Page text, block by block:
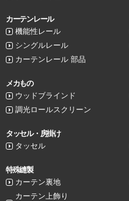
カーテンレール
機能性レール
シングルレール
カーテンレール 部品
メカもの
ウッドブラインド
調光ロールスクリーン
タッセル・房掛け
タッセル
特殊縫製
カーテン裏地
カーテン上飾り